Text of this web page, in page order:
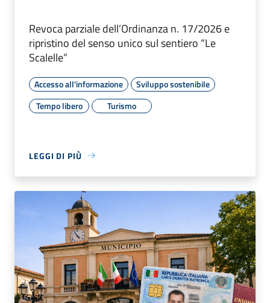
Revoca parziale dell’Ordinanza n. 17/2026 e
ripristino del senso unico sul sentiero “Le
Scalelle”
Accesso all'informazione
Sviluppo sostenibile
Tempo libero
Turismo
LEGGI DI PIÙ